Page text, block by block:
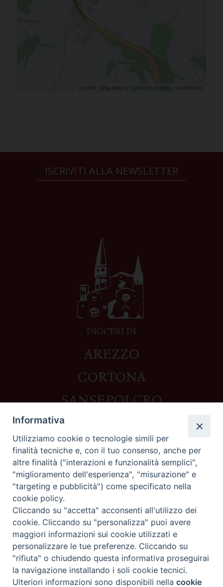
Leaflet | Map data © OpenStreetMap contributors
ISCRIVITI ALLA NEWSLETTER
DIOCESI DI
AREZZO
CORTONA
SANSEPOLCRO
Contatti
Piazza del Duomo,1 - 52100 Arezzo
segreteria@diocesi.arezzo.it
Informativa privacy
Seguici su
Preferenze Cookie
Informativa
Utilizziamo cookie o tecnologie simili per
finalità tecniche e, con il tuo consenso, anche per
altre finalità ("interazioni e funzionalità semplici",
"miglioramento dell'esperienza", "misurazione" e
"targeting e pubblicità") come specificato nella
cookie policy.
Cliccando su "accetta" acconsenti all'utilizzo dei
cookie. Cliccando su "personalizza" puoi avere
maggiori informazioni sui cookie utilizzati e
personalizzare le tue preferenze. Cliccando su
"rifiuta" o chiudendo questa informativa proseguirai
la navigazione installando i soli cookie tecnici.
Ulteriori informazioni sono disponibili nellacookie